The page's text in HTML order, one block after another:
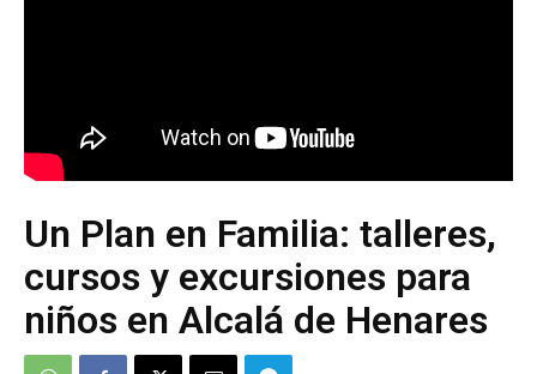
Un Plan en Familia: talleres,
cursos y excursiones para
niños en Alcalá de Henares